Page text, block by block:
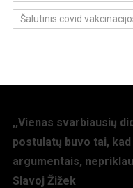
Šalutinis covid
,,Vienas svarbiausių
postulatų buvo tai,
argumentais,
Slavoj Žižek